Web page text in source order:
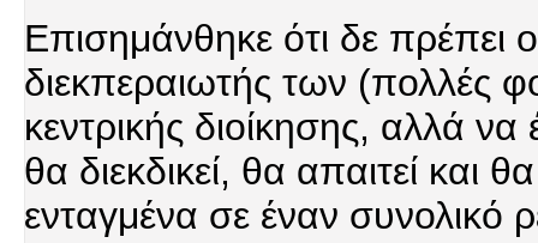
Επισημάνθηκε ότι δε πρέπει
διεκπεραιωτής των
κεντρικής διοίκησης, αλλά
θα διεκδικεί, θα απαιτεί και
ενταγμένα σε έναν συνολικό